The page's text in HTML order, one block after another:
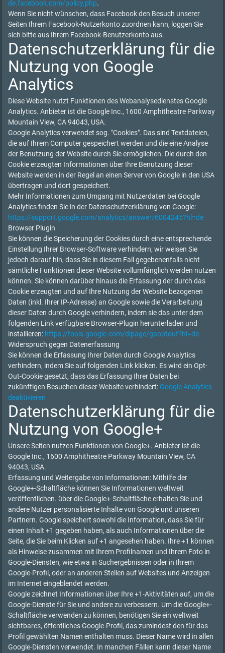
de.facebook.com/policy.php.
Wenn Sie nicht wünschen, dass Facebook den Besuch unserer
Seiten Ihrem Facebook-Nutzerkonto zuordnen kann, loggen Sie
sich bitte aus Ihrem Facebook-Benutzerkonto aus.
Datenschutzerklärung für die
Nutzung von Google
Analytics
Diese Website nutzt Funktionen des Webanalysedienstes Google
Analytics. Anbieter ist die Google Inc., 1600 Amphitheatre Parkway
Mountain View, CA 94043, USA.
Google Analytics verwendet sog. "Cookies". Das sind Textdateien,
die auf Ihrem Computer gespeichert werden und die eine Analyse
der Benutzung der Website durch Sie ermöglichen. Die durch den
Cookie erzeugten Informationen über Ihre Benutzung dieser
Website werden in der Regel an einen Server von Google in den USA
übertragen und dort gespeichert.
Mehr Informationen zum Umgang mit Nutzerdaten bei Google
Analytics finden Sie in der Datenschutzerklärung von Google:
https://support.google.com/analytics/answer/6004245?hl=de
Browser Plugin
Sie können die Speicherung der Cookies durch eine entsprechende
Einstellung Ihrer Browser-Software verhindern; wir weisen Sie
jedoch darauf hin, dass Sie in diesem Fall gegebenenfalls nicht
sämtliche Funktionen dieser Website vollumfänglich werden nutzen
können. Sie können darüber hinaus die Erfassung der durch das
Cookie erzeugten und auf Ihre Nutzung der Website bezogenen
Daten (inkl. Ihrer IP-Adresse) an Google sowie die Verarbeitung
dieser Daten durch Google verhindern, indem sie das unter dem
folgenden Link verfügbare Browser-Plugin herunterladen und
installieren: https://tools.google.com/dlpage/gaoptout?hl=de
Widerspruch gegen Datenerfassung
Sie können die Erfassung Ihrer Daten durch Google Analytics
verhindern, indem Sie auf folgenden Link klicken. Es wird ein Opt-
Out-Cookie gesetzt, dass das Erfassung Ihrer Daten bei
zukünftigen Besuchen dieser Website verhindert: Google Analytics
deaktivieren
Datenschutzerklärung für die
Nutzung von Google+
Unsere Seiten nutzen Funktionen von Google+. Anbieter ist die
Google Inc., 1600 Amphitheatre Parkway Mountain View, CA
94043, USA.
Erfassung und Weitergabe von Informationen: Mithilfe der
Google+-Schaltfläche können Sie Informationen weltweit
veröffentlichen. über die Google+-Schaltfläche erhalten Sie und
andere Nutzer personalisierte Inhalte von Google und unseren
Partnern. Google speichert sowohl die Information, dass Sie für
einen Inhalt +1 gegeben haben, als auch Informationen über die
Seite, die Sie beim Klicken auf +1 angesehen haben. Ihre +1 können
als Hinweise zusammen mit Ihrem Profilnamen und Ihrem Foto in
Google-Diensten, wie etwa in Suchergebnissen oder in Ihrem
Google-Profil, oder an anderen Stellen auf Websites und Anzeigen
im Internet eingeblendet werden.
Google zeichnet Informationen über Ihre +1-Aktivitäten auf, um die
Google-Dienste für Sie und andere zu verbessern. Um die Google+-
Schaltfläche verwenden zu können, benötigen Sie ein weltweit
sichtbares, öffentliches Google-Profil, das zumindest den für das
Profil gewählten Namen enthalten muss. Dieser Name wird in allen
Google-Diensten verwendet. In manchen Fällen kann dieser Name